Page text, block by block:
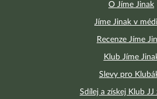
O Jíme Jinak
Jíme Jinak v
Recenze Jíme
Klub Jíme
Slevy pro
Sdílej a získej Klub JJ